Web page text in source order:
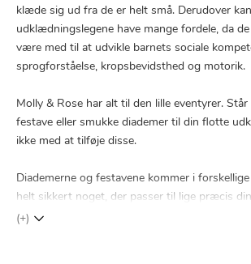
klæde sig ud fra de er helt små. Derudover kan
udklædningslegene have mange fordele, da
være med til at udvikle barnets sociale
sprogforståelse, kropsbevidsthed og motorik.
Molly & Rose har alt til den lille eventyrer.
festave eller smukke diademer til din flotte
ikke med at tilføje disse.
Diademerne og festavene kommer i
helt sikkert noget, der passer til lige præcis
(+)